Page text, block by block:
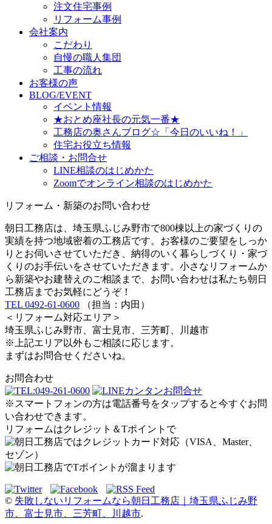
注文住宅事例
リフォーム事例
会社案内
こだわり
自慢の職人集団
工事の流れ
お客様の声
BLOG/EVENT
イベント情報
★おとめ座社長の元気一番★
工務店の奥さんブログ☆「今日のいいね！」
住宅お役立ち情報
ご相談・お問合せ
LINE相談のはじめかた
Zoomでオンライン相談のはじめかた
リフォーム・新築のお問い合わせ
朝日工務店は、埼玉県ふじみ野市で800棟以上の家づくりの
実績を持つ地域密着の工務店です。お客様のご要望をしっか
りとお伺いさせていただき、納得のいく暮らしづくり・家づ
くりのお手伝いをさせていただきます。小さなリフォームか
ら新築やお建替えのご相談まで、お問い合わせは私たち朝日
工務店までお気軽にどうぞ！
TEL 0492-61-0600 （担当：内田）
＜リフォーム対応エリア＞
埼玉県ふじみ野市、富士見市、三芳町、川越市
※上記エリア以外もご相談に応じます。
まずはお問合せくださいね。
お問合わせ
※スマートフォンの方は電話番号をタップすると今すぐお問
い合わせできます。
リフォームはクレジット＆Tポイントで
© 失敗しないリフォームなら朝日工務店｜埼玉県ふじみ野
市、富士見市、三芳町、川越市.